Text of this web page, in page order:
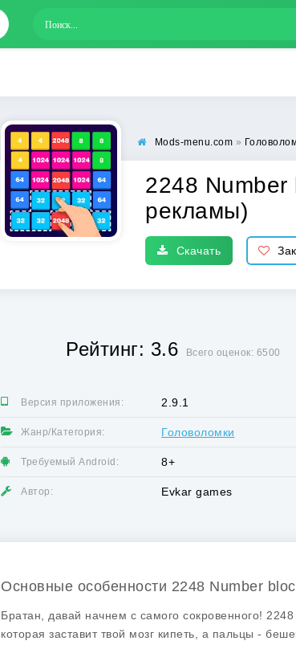
Mods-menu.com »
2248
рекламы)
Скачать
Рейтинг: 3.6 Всего оценок: 6500
Версия приложения: 2.9.1
Жанр/Категория: Головоломки
Требуемый Android: 8+
Автор: Evkar games
Основные особенности 2248 Number
Братан, давай начнем с самого сокровенного!
которая заставит твой мозг кипеть, а пальцы -